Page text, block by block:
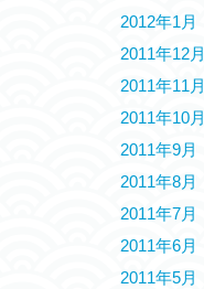
2012年1月
2011年12月
2011年11月
2011年10月
2011年9月
2011年8月
2011年7月
2011年6月
2011年5月